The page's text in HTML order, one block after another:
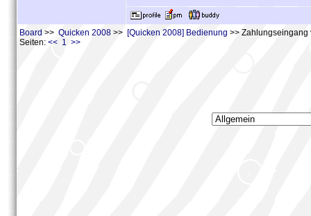
Board >> Quicken 2008 >> [Quicken 2008] Bedienung >>
Seiten: << 1 >>